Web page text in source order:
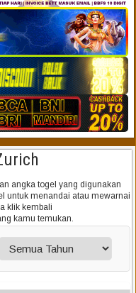
angka togel yang digunakan
untuk menandai atau mewarnai
klik kembali
kamu temukan.